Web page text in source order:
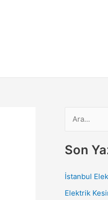
a
r
c
Son
İstanbul
Elektrik